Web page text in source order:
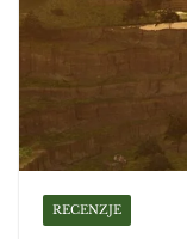
RECENZJE